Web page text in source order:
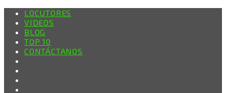
LOCUTORES
VIDEOS
BLOG
TOP 10
CONTÁCTANOS